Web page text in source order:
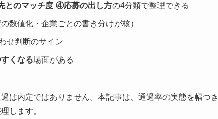
のマッチ度 ④応募の出し方の4分類で整理できる
数値化・企業ごとの書き分けが核）
せ判断のサイン
くなる場面がある
は内定ではありません。本記事は、通過率の実態を幅つき
します。